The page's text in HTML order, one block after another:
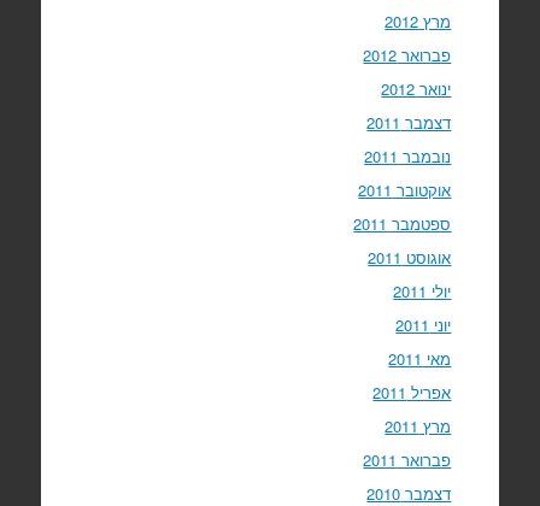
מרץ 2012
פברואר 2012
ינואר 2012
דצמבר 2011
נובמבר 2011
אוקטובר 2011
ספטמבר 2011
אוגוסט 2011
יולי 2011
יוני 2011
מאי 2011
אפריל 2011
מרץ 2011
פברואר 2011
דצמבר 2010